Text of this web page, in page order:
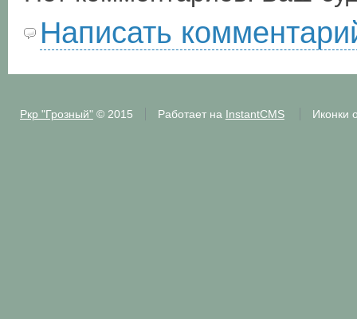
Написать
Ркр "Грозный"© 2015 Работает на InstantCMS Иконки